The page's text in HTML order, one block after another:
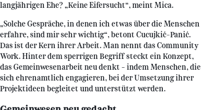
langjährigen Ehe? „Keine Eifersucht“, meint Mica.
„Solche Gespräche, in denen ich etwas über die Menschen
erfahre, sind mir sehr wichtig“, betont Cucujkić-Panić.
Das ist der Kern ihrer Arbeit. Man nennt das Community
Work. Hinter dem sperrigen Begriff steckt ein Konzept,
das Gemeinwesenarbeit neu denkt – indem Menschen, die
sich ehrenamtlich engagieren, bei der Umsetzung ihrer
Projektideen begleitet und unterstützt werden.